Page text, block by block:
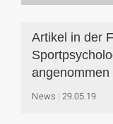
Artikel in der
angenommen
News 29.05.19